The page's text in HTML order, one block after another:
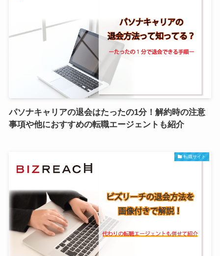
パソナキャリアの退会はたったの1分！解約時の注意
事項や他におすすめの転職エージェントも紹介
転職サイト